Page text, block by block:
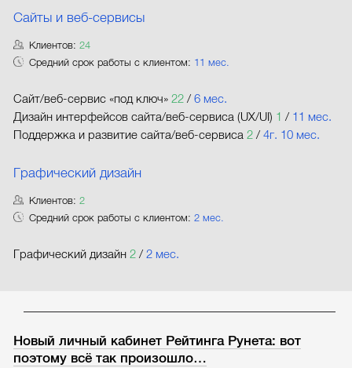
Сайты и веб-сервисы
Клиентов:24
Средний срок работы с клиентом: 11 мес.
Сайт/веб-сервис «под ключ» 22 /6 мес.
Дизайн интерфейсов сайта/веб-сервиса (UX/UI) 1 / 11 мес.
Поддержка и развитие сайта/веб-сервиса 2 /4г. 10 мес.
Графический дизайн
Клиентов:2
Средний срок работы с клиентом:2 мес.
Графический дизайн 2 /2 мес.
Новый личный кабинет Рейтинга Рунета: вот
поэтому всё так произошло…